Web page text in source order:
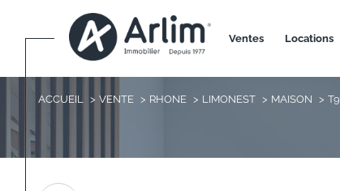
ventes locations
ACCUEIL VENTE RHONE LIMONEST MAISON T9